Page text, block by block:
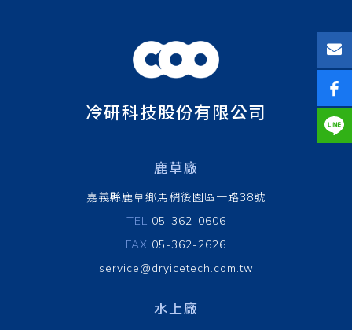
冷研科技股份有限公司
鹿草廠
嘉義縣鹿草鄉馬稠後園區一路38號
TEL 05-362-0606
FAX 05-362-2626
service@dryicetech.com.tw
水上廠